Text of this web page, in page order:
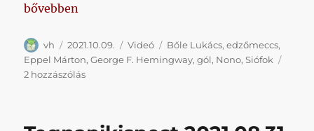
„Ha lusta lennél végigpörgetni a teljes
bővebben
Szerző
vh Közzétéve
2021.10.09. Kategória
Videó Címke
Bőle Lukács,edzőmeccs,
Eppel Márton,George F. Hemingway,gól, Nono,Siófok
2 hozzászólásHa